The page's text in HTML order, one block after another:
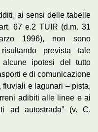
ai sensi delle tabelle
67 e.2 TUIR (d.m. 31
1996), non sono
prevista tale
ipotesi del tutto
e di comunicazione
fluviali e lagunari – pista,
adibiti alle linee e ai
ad autostrada” (v. C.